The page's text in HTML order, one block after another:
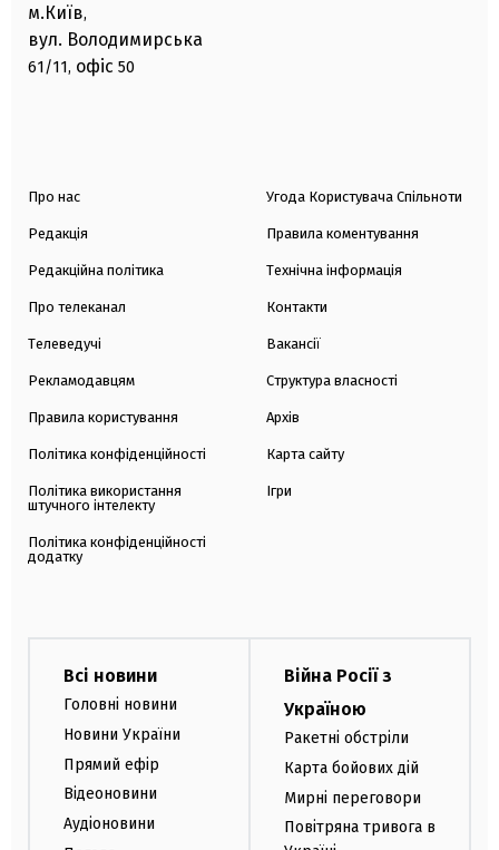
м.Київ,
вул. Володимирська
61/11, офіс 50
Про нас
Редакція
Редакційна політика
Про телеканал
Телеведучі
Рекламодавцям
Правила користування
Політика конфіденційності
Політика використання
штучного інтелекту
Політика конфіденційності
додатку
Угода Користувача Спільноти
Правила коментування
Технічна інформація
Контакти
Вакансії
Структура власності
Архів
Карта сайту
Ігри
Всі новини
Головні новини
Новини України
Прямий ефір
Відеоновини
Аудіоновини
Війна Росії з
Україною
Ракетні обстріли
Карта бойових дій
Мирні переговори
Повітряна тривога в